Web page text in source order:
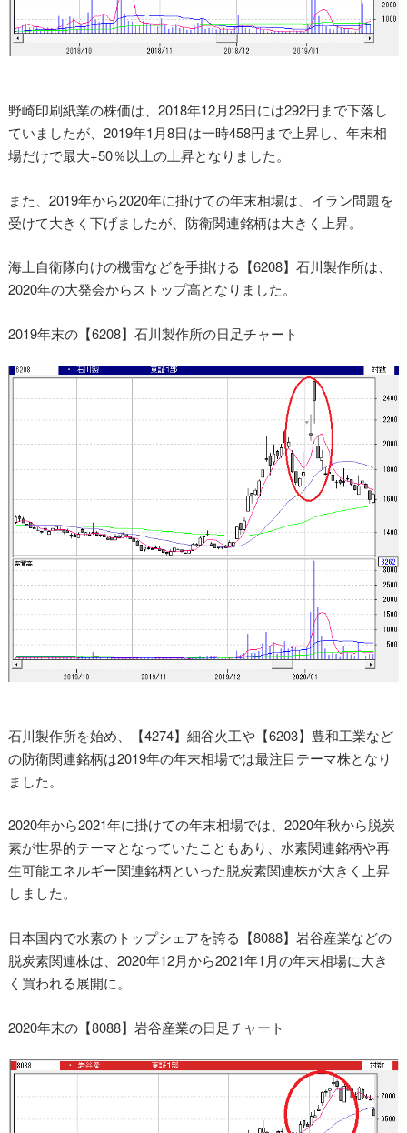
野崎印刷紙業の株価は、2018年12月25日には292円まで下落し
ていましたが、2019年1月8日は一時458円まで上昇し、年末相
場だけで最大+50％以上の上昇となりました。
また、2019年から2020年に掛けての年末相場は、イラン問題を
受けて大きく下げましたが、防衛関連銘柄は大きく上昇。
海上自衛隊向けの機雷などを手掛ける【6208】石川製作所は、
2020年の大発会からストップ高となりました。
2019年末の【6208】石川製作所の日足チャート
石川製作所を始め、【4274】細谷火工や【6203】豊和工業など
の防衛関連銘柄は2019年の年末相場では最注目テーマ株となり
ました。
2020年から2021年に掛けての年末相場では、2020年秋から脱炭
素が世界的テーマとなっていたこともあり、水素関連銘柄や再
生可能エネルギー関連銘柄といった脱炭素関連株が大きく上昇
しました。
日本国内で水素のトップシェアを誇る【8088】岩谷産業などの
脱炭素関連株は、2020年12月から2021年1月の年末相場に大き
く買われる展開に。
2020年末の【8088】岩谷産業の日足チャート